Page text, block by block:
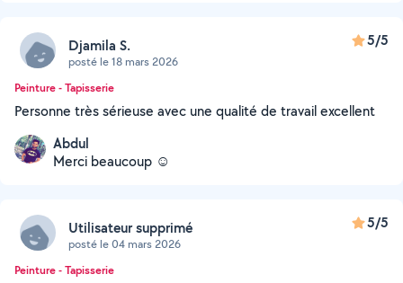
Djamila S.
posté le 18 mars 2026
5/5
Peinture - Tapisserie
Personne très sérieuse avec une qualité de travail excellent
Abdul
Merci beaucoup ☺️
Utilisateur supprimé
posté le 04 mars 2026
5/5
Peinture - Tapisserie